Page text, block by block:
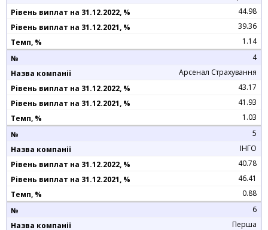
44.98
39.36
1.14
4
Арсенал Страхування
43.17
41.93
1.03
5
ІНГО
40.78
46.41
0.88
6
Перша